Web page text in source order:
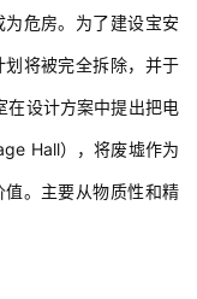
危房。为了建设宝安
将被完全拆除，并于
在设计方案中提出把电
Hall），将废墟作为
。主要从物质性和精